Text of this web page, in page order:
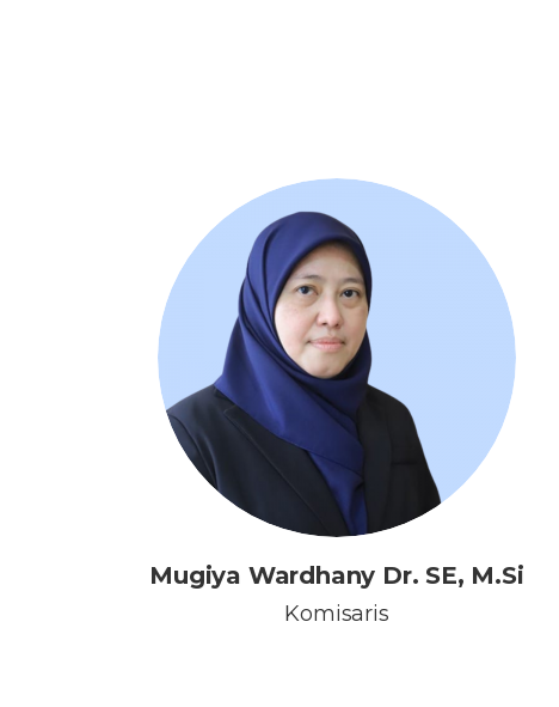
Mugiya Wardhany Dr. SE, M.Si
Komisaris